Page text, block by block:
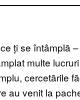
ți se întâmplă
multe
cercetările
au venit la